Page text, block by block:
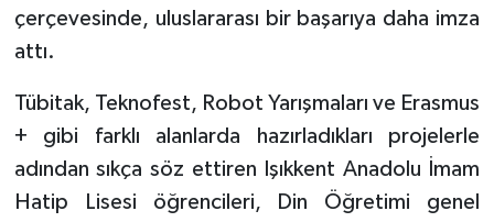
çerçevesinde, uluslararası bir başarıya daha imza
attı.
Tübitak, Teknofest, Robot Yarışmaları ve Erasmus
+ gibi farklı alanlarda hazırladıkları projelerle
adından sıkça söz ettiren Işıkkent Anadolu İmam
Hatip Lisesi öğrencileri, Din Öğretimi genel
Spor
Teknoloji
Türkiye